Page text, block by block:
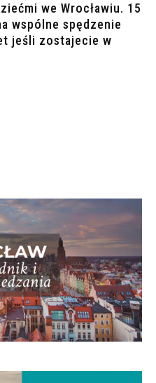
we Wrocławiu. 15
wspólne spędzenie
jeśli zostajecie w